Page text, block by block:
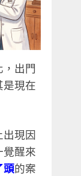
出門
是現在
出現因
覺醒來
頭的案